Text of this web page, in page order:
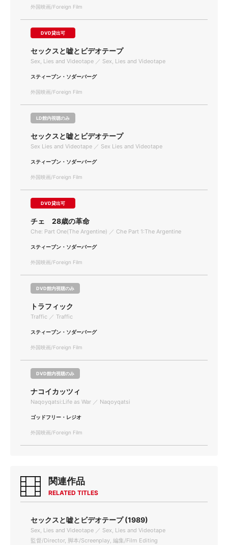
外国映画/Foreign Film
DVD貸出可
セックスと嘘とビデオテープ
Sex, Lies and Videotape ／ Sex, Lies and Videotape
スティーブン・ソダーバーグ
外国映画/Foreign Film
LD館内視聴のみ
セックスと嘘とビデオテープ
Sex Lies and Videotape ／ Sex Lies and Videotape
スティーブン・ソダーバーグ
外国映画/Foreign Film
DVD貸出可
チェ 28歳の革命
Che: Part One(The Argentine) ／ Che Part 1:The Argentine
スティーブン・ソダーバーグ
外国映画/Foreign Film
DVD館内視聴のみ
トラフィック
Traffic ／ Traffic
スティーブン・ソダーバーグ
外国映画/Foreign Film
DVD館内視聴のみ
ナコイカッツィ
Naqoyqatsi:Life as War ／ Naqoyqatsi
ゴッドフリー・レジオ
外国映画/Foreign Film
関連作品
RELATED TITLES
セックスと嘘とビデオテープ (1989)
Sex, Lies and Videotape ／ Sex, Lies and Videotape
監督/Director, 脚本/Screenplay, 編集/Film Editing